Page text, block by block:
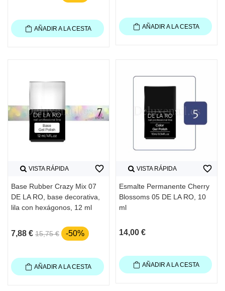
AÑADIR A LA CESTA AÑADIR A LA CESTA
VISTA RÁPIDA
Base Rubber Crazy Mix 07
DE LA RO, base decorativa,
lila con hexágonos, 12 ml
7,88 € 15,75 € -50%
favorite_border
AÑADIR A LA CESTA
VISTA RÁPIDA
Esmalte Permanente Cherry
Blossoms 05 DE LA RO, 10
ml
14,00 €
favorite_border
AÑADIR A LA CESTA